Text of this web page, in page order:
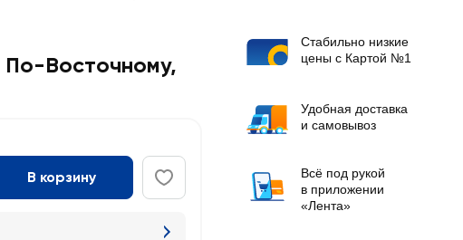
Восточному,
В корзину
Стабильно низкие
цены с Картой №1
Удобная доставка
и самовывоз
Всё под рукой
в приложении
«Лента»